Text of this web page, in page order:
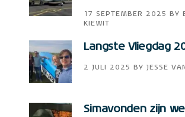
17 SEPTEMBER 2025 BY
KIEWIT
Langste Vliegdag
2 JULI 2025 BY JESSE
Simavonden zijn